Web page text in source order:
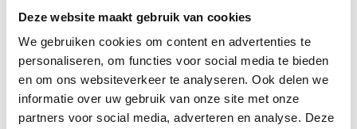
Deze website maakt gebruik van cookies
We gebruiken cookies om content en advertenties te
personaliseren, om functies voor social media te bieden
en om ons websiteverkeer te analyseren. Ook delen we
informatie over uw gebruik van onze site met onze
partners voor social media, adverteren en analyse. Deze
Apply filters
Producten getagd met
VELCRO STANDARD Zak
Handschoen